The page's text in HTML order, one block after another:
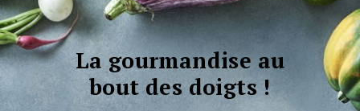
La gourmandise au
bout des doigts !